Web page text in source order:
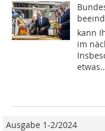
kann
im
Ausgabe 1-2/2024